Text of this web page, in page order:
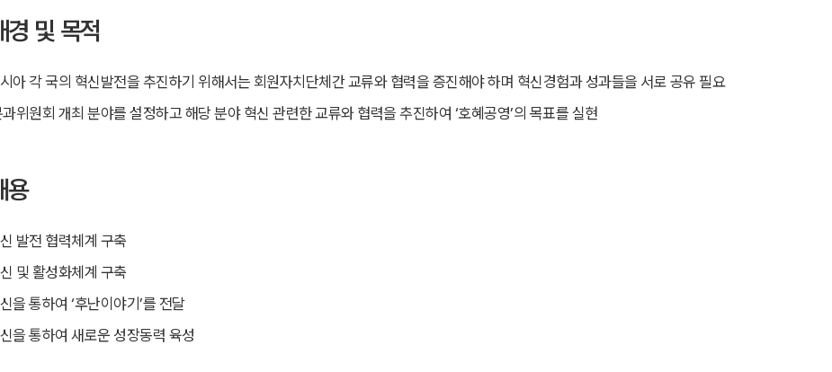
경 및 목적
아 각 국의 혁신발전을 추진하기 위해서는 회원자치단체간 교류와 협력을 증진해야 하며 혁신경험과 성과들을 서로 공유 필요
위원회 개최 분야를 설정하고 해당 분야 혁신 관련한 교류와 협력을 추진하여 ‘호혜공영’의 목표를 실현
용
발전 협력체계 구축
및 활성화체계 구축
을 통하여 ‘후난이야기’를 전달
을 통하여 새로운 성장동력 육성